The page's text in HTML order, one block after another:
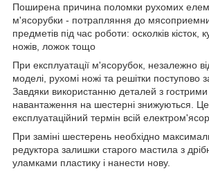
Поширена причина поломки рухомих
м'ясорубки - потрапляння до
предметів під час роботи: осколків кісток,
ножів, ложок тощо
При експлуатації м'ясорубок, незалежно
моделі, рухомі ножі та решітки поступово
Завдяки використанню деталей з
навантаження на шестерні знижуються.
експлуатаційний термін всій
При заміні шестерень необхідно
редуктора залишки старого мастила з
уламками пластику і нанести нову.